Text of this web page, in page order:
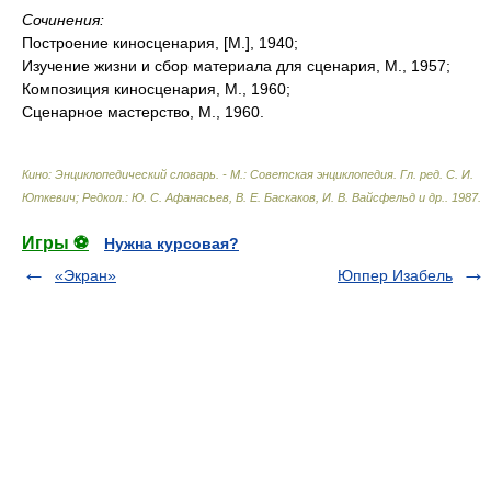
Сочинения:
Построение киносценария, [М.], 1940;
Изучение жизни и сбор материала для сценария, М., 1957;
Композиция киносценария, М., 1960;
Сценарное мастерство, М., 1960.
Кино: Энциклопедический словарь. - М.: Советская энциклопедия Гл. ред. С. И.
Юткевич; Редкол.: Ю. С. Афанасьев, В. Е. Баскаков, И. В. Вайсфельд и др.
1987.
Игры ⚽
Нужна курсовая?
«Экран»
Юппер Изабель